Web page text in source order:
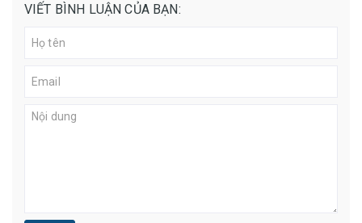
VIẾT BÌNH LUẬN CỦA BẠN: